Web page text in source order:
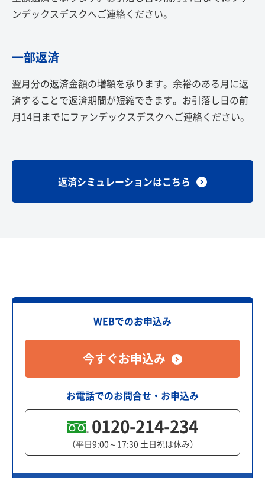
ンデックスデスクへご連絡ください。
一部返済
翌月分の返済金額の増額を承ります。余裕のある月に返
済することで返済期間が短縮できます。お引落し日の前
月14日までにファンデックスデスクへご連絡ください。
返済シミュレーションはこちら
WEBでのお申込み
今すぐお申込み
お電話でのお問合せ・お申込み
0120-214-234
（平日9:00～17:30 土日祝は休み）